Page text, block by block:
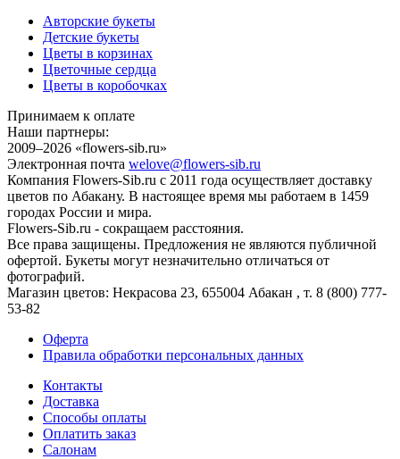
Авторские букеты
Детские букеты
Цветы в корзинах
Цветочные сердца
Цветы в коробочках
Принимаем к оплате
Наши партнеры:
2009–2026 «flowers-sib.ru»
Электронная почта welove@flowers-sib.ru
Компания Flowers-Sib.ru с 2011 года осуществляет доставку
цветов по Абакану. В настоящее время мы работаем в 1459
городах России и мира.
Flowers-Sib.ru - сокращаем расстояния.
Все права защищены. Предложения не являются публичной
офертой. Букеты могут незначительно отличаться от
фотографий.
Магазин цветов: Некрасова 23, 655004 Абакан , т. 8 (800) 777-
53-82
Оферта
Правила обработки персональных данных
Контакты
Доставка
Способы оплаты
Оплатить заказ
Салонам